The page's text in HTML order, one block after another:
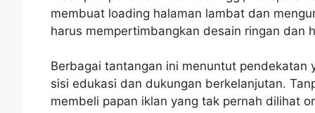
membuat loading halaman lambat dan
harus mempertimbangkan desain ringan dan
Berbagai tantangan ini menuntut
sisi edukasi dan dukungan berkelanjutan.
membeli papan iklan yang tak pernah dilihat